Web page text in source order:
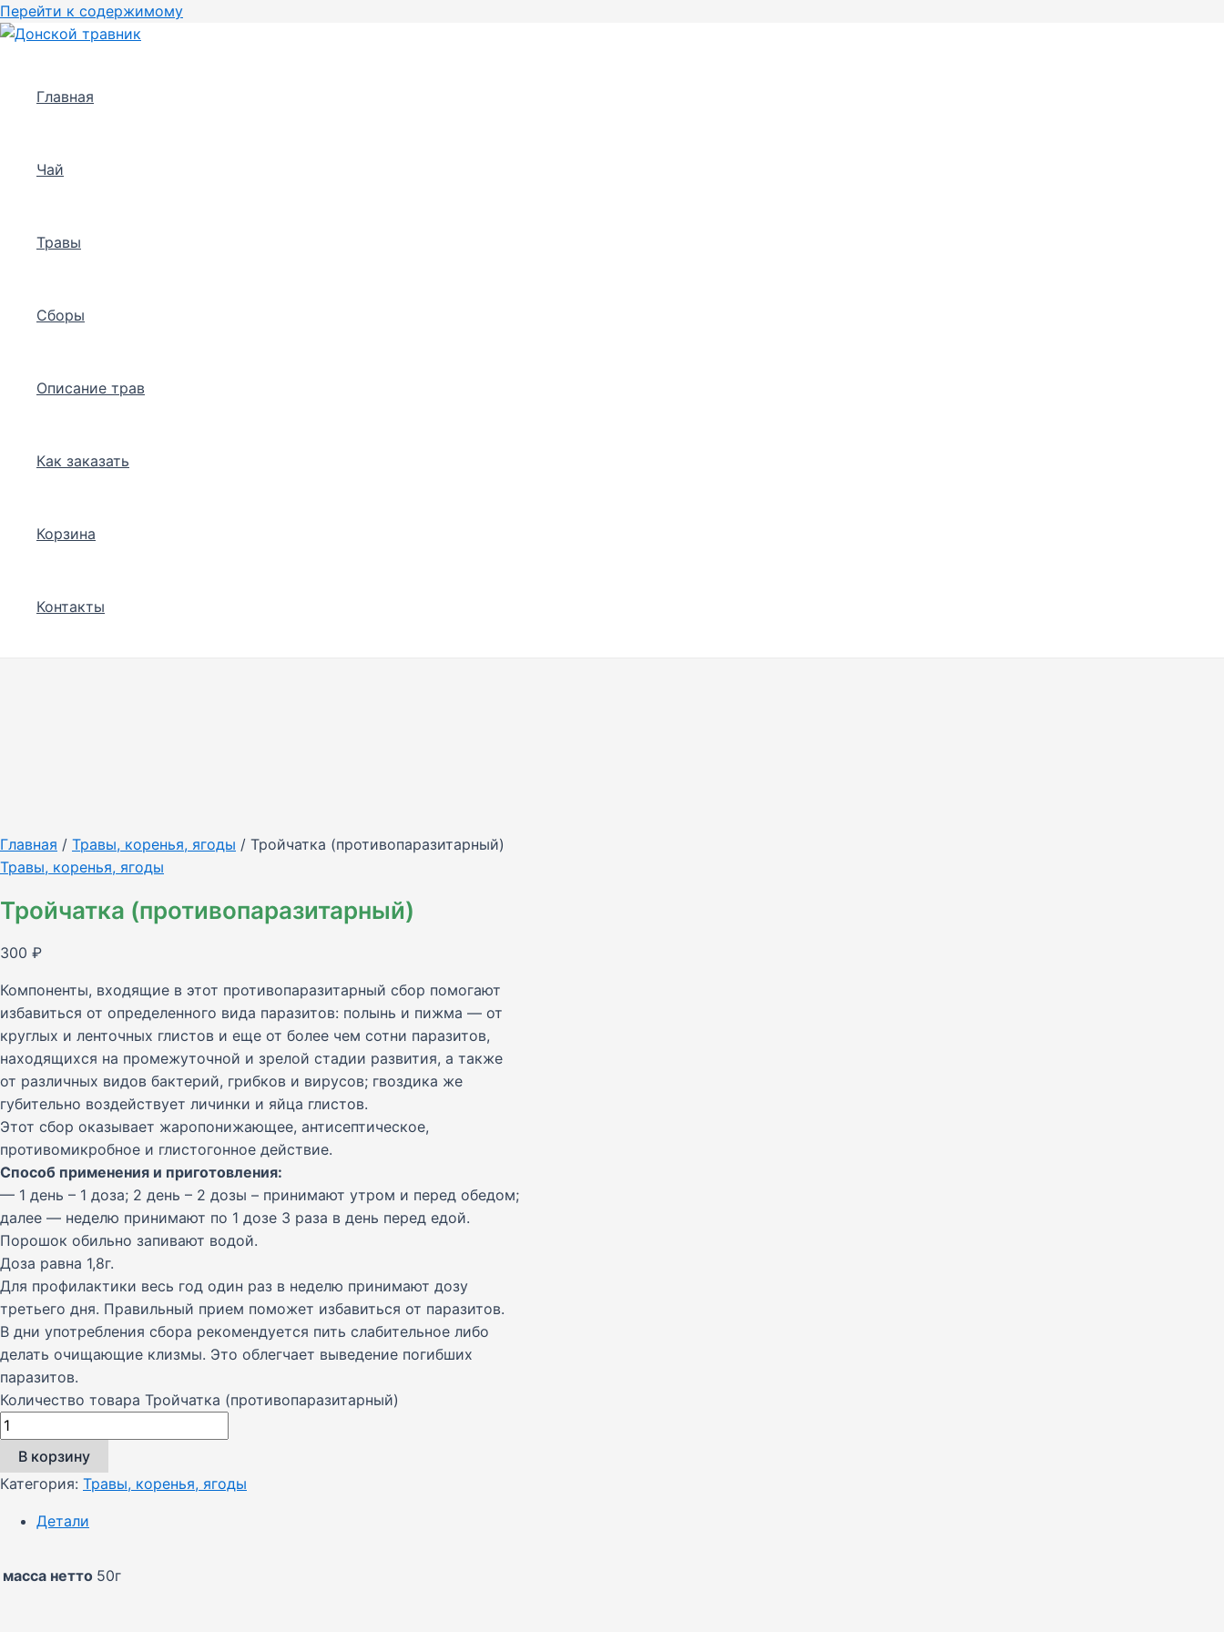
Перейти к содержимому
Главная
Чай
Травы
Сборы
Описание трав
Как заказать
Корзина
Контакты
Главная / Травы, коренья, ягоды / Тройчатка (противопаразитарный)
Травы, коренья, ягоды
Тройчатка (противопаразитарный)
300 ₽
Компоненты, входящие в этот противопаразитарный сбор помогают
избавиться от определенного вида паразитов: полынь и пижма — от
круглых и ленточных глистов и еще от более чем сотни паразитов,
находящихся на промежуточной и зрелой стадии развития, а также
от различных видов бактерий, грибков и вирусов; гвоздика же
губительно воздействует личинки и яйца глистов.
Этот сбор оказывает жаропонижающее, антисептическое,
противомикробное и глистогонное действие.
Способ применения и приготовления:
— 1 день – 1 доза; 2 день – 2 дозы – принимают утром и перед обедом;
далее — неделю принимают по 1 дозе 3 раза в день перед едой.
Порошок обильно запивают водой.
Доза равна 1,8г.
Для профилактики весь год один раз в неделю принимают дозу
третьего дня. Правильный прием поможет избавиться от паразитов.
В дни употребления сбора рекомендуется пить слабительное либо
делать очищающие клизмы. Это облегчает выведение погибших
паразитов.
Количество товара Тройчатка (противопаразитарный)
В корзину
Категория: Травы, коренья, ягоды
Детали
масса нетто 50г